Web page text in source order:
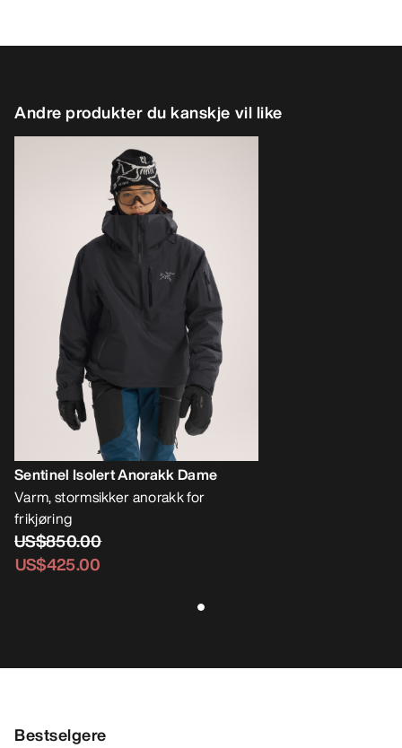
Andre produkter du kanskje vil like
Sentinel Isolert Anorakk Dame
Varm, stormsikker anorakk for
frikjøring
US$850.00
US$425.00
Bestselgere